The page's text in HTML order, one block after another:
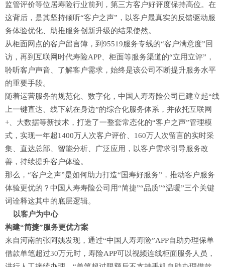
监管评价等位居寿险行业前列，第三方客户好评度保持高位。在
这背后，是其坚持倾听“客户之声”，以客户最真实的反馈驱动服
务体验优化、助推服务创新升级的结果使然。
从柜面网点的客户留言簿，到95519服务专线的“客户满意度”回
访，再到互联网时代寿险APP、柜面等服务渠道的“立用立评”，
聆听客户声音、了解客户需求，始终是该公司不断提升服务水平
的重要手段。
随着运营服务的规范化、数字化，中国人寿寿险公司已建立起“线
上一键直达、线下就在身边”的综合化服务体系，并依托互联网
+、大数据等新技术，打造了一整套常态化的“客户之声”管理模
式，实现一年超1400万人次客户评价、160万人次留言的实时采
集、直达总部、智能分析、广泛应用，以客户需求引导服务改
善，持续提升客户体验。
那么，“客户之声”是如何助力打造“国寿好服务”，推动客户服务
体验更优的？中国人寿寿险公司用“简捷”“品质”“温暖”三个关键
词诠释这其中的底层逻辑。
以客户为中心
构建“简捷”服务更优方案
来自河南的张阿姨发现，通过“中国人寿寿险”APP自助办理保单
借款单笔超过30万元时，寿险APP可以视频连线柜面服务人员，